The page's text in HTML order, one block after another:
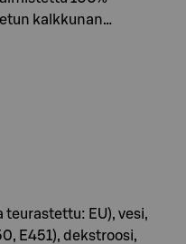
kalkkunan…
EU), vesi,
E451), dekstroosi,